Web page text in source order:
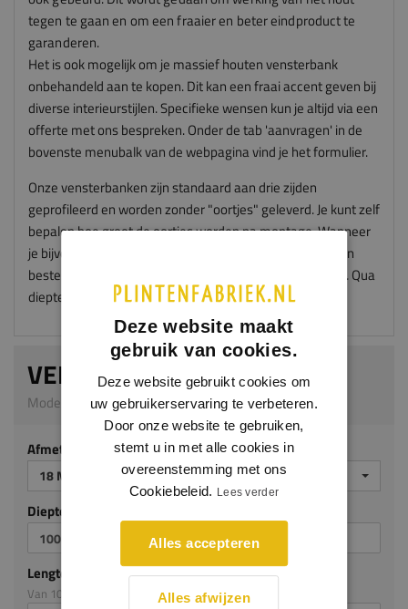
tegen te gaan en om een fraaier en beter eindproduct te
garanderen.
Het is ook mogelijk om je massief houten vensterbank
onbehandeld aan te kopen. Dit kan een fraai accent geven bij
diverse interieurstijlen. Specifieke wensen kun je altijd via een
offerte met ons bespreken. Onder de tab 'aanvragen' in de
bovenste menubalk van de webpagina vind je het formulier.
Onze vensterbanken zijn standaard aan drie zijden
geprofileerd en worden zonder "oortjes" geleverd. Je kunt zelf
bepalen hoe groot de oortjes worden na montage. Wanneer
je bijvoorbeeld oortjes wil van 50mm aan iedere zijde dan
bestel je je vensterbank met een overmaat van 100mm. Qua
diepte kies je dan 50mm meer.
VENSTERBANK TYCHE
Model 5008_G | 18 mm dik | Grenen
Afmeting
18 MM DIK
Diepte mm (milimeters)
Lengte mm (milimeters)
Van 100mm tot en met 3050mm
Deze website maakt
gebruik van cookies.
Deze website gebruikt cookies om
uw gebruikerservaring te verbeteren.
Door onze website te gebruiken,
stemt u in met alle cookies in
overeenstemming met ons
Cookiebeleid. Lees verder
Alles accepteren
Alles afwijzen